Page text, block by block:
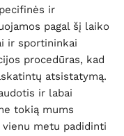
ir
pagal šį laiko
ir sportininkai
procedūras, kad
atsistatymą.
ir labai
tokią mums
metu padidinti